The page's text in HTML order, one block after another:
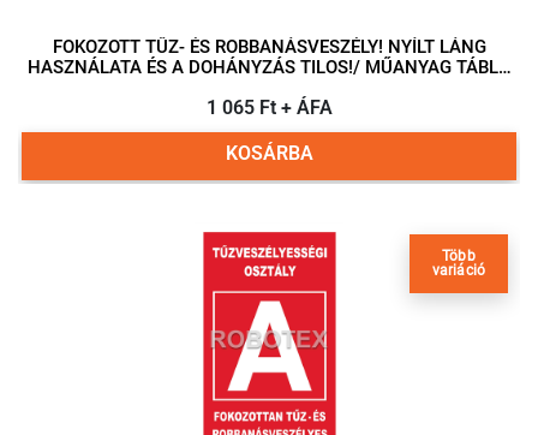
FOKOZOTT TŰZ- ÉS ROBBANÁSVESZÉLY! NYÍLT LÁNG
HASZNÁLATA ÉS A DOHÁNYZÁS TILOS!/ MŰANYAG TÁBLA
1 065 Ft + ÁFA
KOSÁRBA
Több
variáció